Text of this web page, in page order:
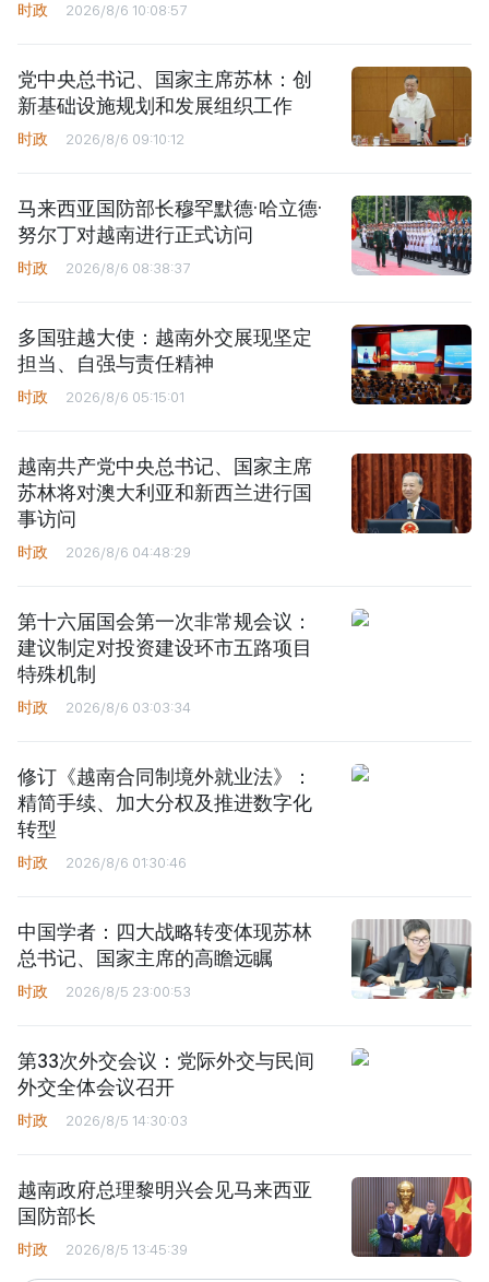
时政 2026/8/6 10:08:57
党中央总书记、国家主席苏林：创
新基础设施规划和发展组织工作
时政 2026/8/6 09:10:12
马来西亚国防部长穆罕默德·哈立德·
努尔丁对越南进行正式访问
时政 2026/8/6 08:38:37
多国驻越大使：越南外交展现坚定
担当、自强与责任精神
时政 2026/8/6 05:15:01
越南共产党中央总书记、国家主席
苏林将对澳大利亚和新西兰进行国
事访问
时政 2026/8/6 04:48:29
第十六届国会第一次非常规会议：
建议制定对投资建设环市五路项目
特殊机制
时政 2026/8/6 03:03:34
修订《越南合同制境外就业法》：
精简手续、加大分权及推进数字化
转型
时政 2026/8/6 01:30:46
中国学者：四大战略转变体现苏林
总书记、国家主席的高瞻远瞩
时政 2026/8/5 23:00:53
第33次外交会议：党际外交与民间
外交全体会议召开
时政 2026/8/5 14:30:03
越南政府总理黎明兴会见马来西亚
国防部长
时政 2026/8/5 13:45:39